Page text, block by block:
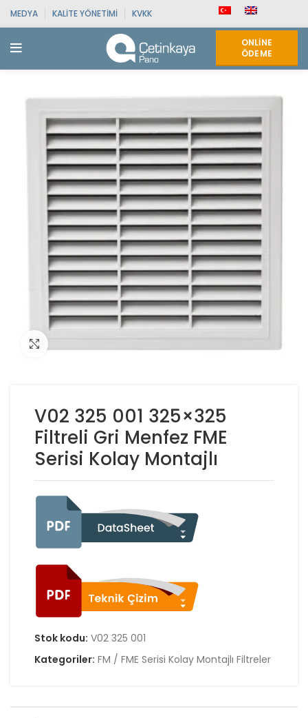
MEDYA KALITE YÖNETIMI KVKK
ONLINE
ÖDEME
V02 325 001 325×325
Filtreli Gri Menfez FME
Serisi Kolay Montajlı
Stok kodu: V02 325 001
Kategoriler: FM / FME Serisi Kolay Montajlı Filtreler